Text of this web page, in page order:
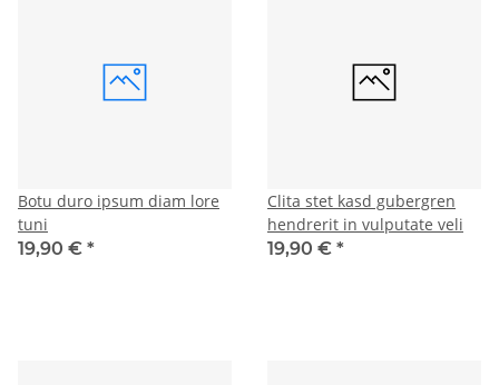
Botu duro ipsum diam lore
tuni
19,90 € *
Clita stet kasd gubergren
hendrerit in vulputate veli
19,90 € *